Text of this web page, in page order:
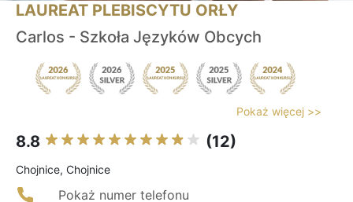
LAUREAT PLEBISCYTU ORŁY
Carlos - Szkoła Języków Obcych
Pokaż więcej >>
8.8 (12)
Chojnice, Chojnice
Pokaż numer telefonu